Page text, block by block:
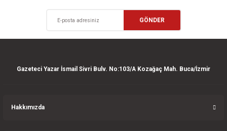
Ürün açıklamasında eksik bilgiler bulunuyor.
Ürün bilgilerinde hatalar bulunuyor.
Ürün fiyatı diğer sitelerden daha pahalı.
Deneyimini Paylaş GÖNDER
Gazeteci Yazar İsmail Sivri Bulv. No:103/A Kozağaç Mah. Buca/İzmir
Hakkımızda